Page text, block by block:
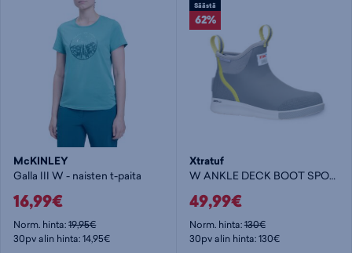
McKINLEY
Galla III W - naisten t-paita
16,99€
Norm. hinta:19,95€
30pv alin hinta: 14,95€
Säästä
62%
Xtratuf
W ANKLE DECK BOOT SPORT - naisten matalavartiset kumisaappaat
49,99€
Norm. hinta:130€
30pv alin hinta: 130€